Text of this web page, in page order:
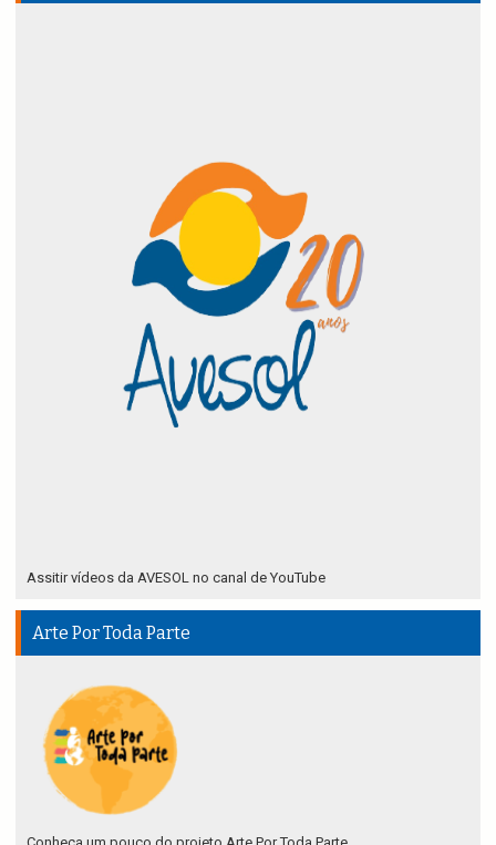
Assitir vídeos da AVESOL no canal de YouTube
Arte Por Toda Parte